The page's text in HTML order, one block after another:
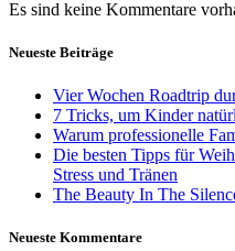
Es sind keine Kommentare
Neueste Beiträge
Vier Wochen Roadtrip
7 Tricks, um Kinder
Warum professionelle
Die besten Tipps für
Stress und Tränen
The Beauty In The
Neueste Kommentare